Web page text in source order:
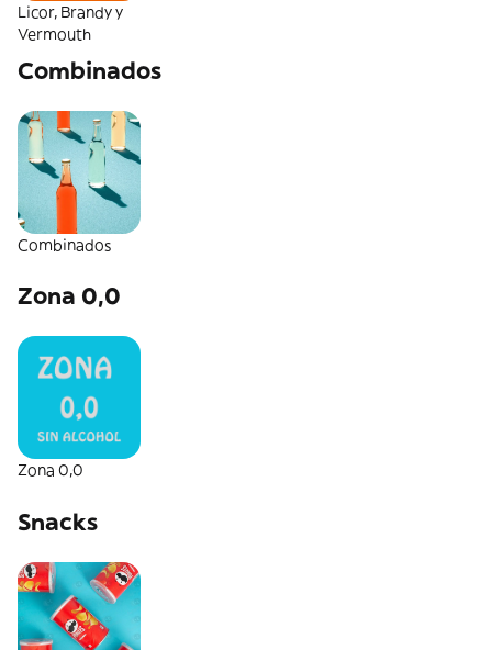
Licor, Brandy y
Vermouth
Combinados
Combinados
Zona 0,0
Zona 0,0
Snacks